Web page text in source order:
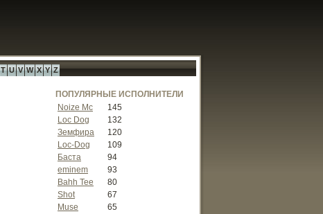
T U V W X Y Z
ПОПУЛЯРНЫЕ ИСПОЛНИТЕЛИ
Noize Mc
145
Loc Dog
132
Земфира
120
Loc-Dog
109
Баста
94
eminem
93
Bahh Tee
80
Shot
67
Muse
65